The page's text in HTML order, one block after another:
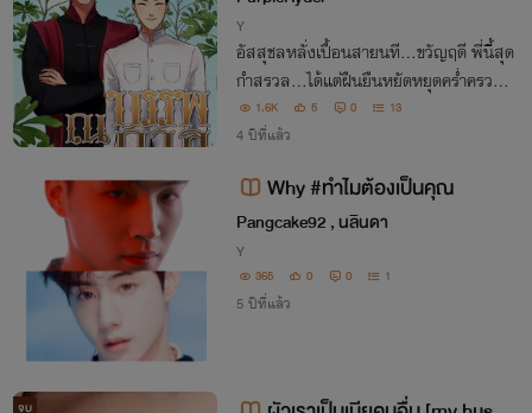
Y
อัสสุชลหลั่งเปื้อนสายนที...ขวัญฤดี พี่นี้สุด
กำสรวล...ได้แต่ฝืนยืนหยัดหยุดคร่ำครว
ญ...แม้หทัยเจียนจวนจะขาดรอน (อีกบุ๊ก M
ebmarket)
1.6K 5 0 13
4 ปีที่แล้ว
Why #ทำไมต้องเป็นคุณ
Pangcake92 , นลินดา
Y
365 0 0 1
5 ปีที่แล้ว
จบ